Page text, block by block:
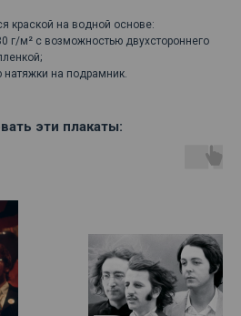
краской на водной основе:
г/м² с возможностью двухстороннего
натяжки на подрамник.
эти плакаты: